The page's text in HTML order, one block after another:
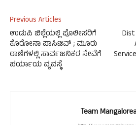
Previous Articles
ಉಡುಪಿ ಜಿಲ್ಲೆಯಲ್ಲಿ ಪೊಲೀಸರಿಗೆ
ಕೊರೋನಾ ಪಾಸಿಟಿವ್ ; ಮೂರು
ಠಾಣೆಗಳಲ್ಲಿ ಸಾರ್ವಜನಿಕರ ಸೇವೆಗೆ
ಪರ್ಯಾಯ ವ್ಯವಸ್ಥೆ
Team